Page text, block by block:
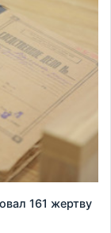
161 жертву